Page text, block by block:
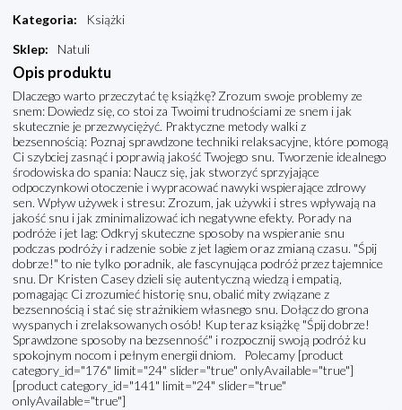
Kategoria:
Książki
Sklep: Natuli
Opis produktu
Dlaczego warto przeczytać tę książkę? Zrozum swoje problemy ze
snem: Dowiedz się, co stoi za Twoimi trudnościami ze snem i jak
skutecznie je przezwyciężyć. Praktyczne metody walki z
bezsennością: Poznaj sprawdzone techniki relaksacyjne, które pomogą
Ci szybciej zasnąć i poprawią jakość Twojego snu. Tworzenie idealnego
środowiska do spania: Naucz się, jak stworzyć sprzyjające
odpoczynkowi otoczenie i wypracować nawyki wspierające zdrowy
sen. Wpływ używek i stresu: Zrozum, jak używki i stres wpływają na
jakość snu i jak zminimalizować ich negatywne efekty. Porady na
podróże i jet lag: Odkryj skuteczne sposoby na wspieranie snu
podczas podróży i radzenie sobie z jet lagiem oraz zmianą czasu. "Śpij
dobrze!" to nie tylko poradnik, ale fascynująca podróż przez tajemnice
snu. Dr Kristen Casey dzieli się autentyczną wiedzą i empatią,
pomagając Ci zrozumieć historię snu, obalić mity związane z
bezsennością i stać się strażnikiem własnego snu. Dołącz do grona
wyspanych i zrelaksowanych osób! Kup teraz książkę "Śpij dobrze!
Sprawdzone sposoby na bezsenność" i rozpocznij swoją podróż ku
spokojnym nocom i pełnym energii dniom. Polecamy [product
category_id="176" limit="24" slider="true" onlyAvailable="true"]
[product category_id="141" limit="24" slider="true"
onlyAvailable="true"]